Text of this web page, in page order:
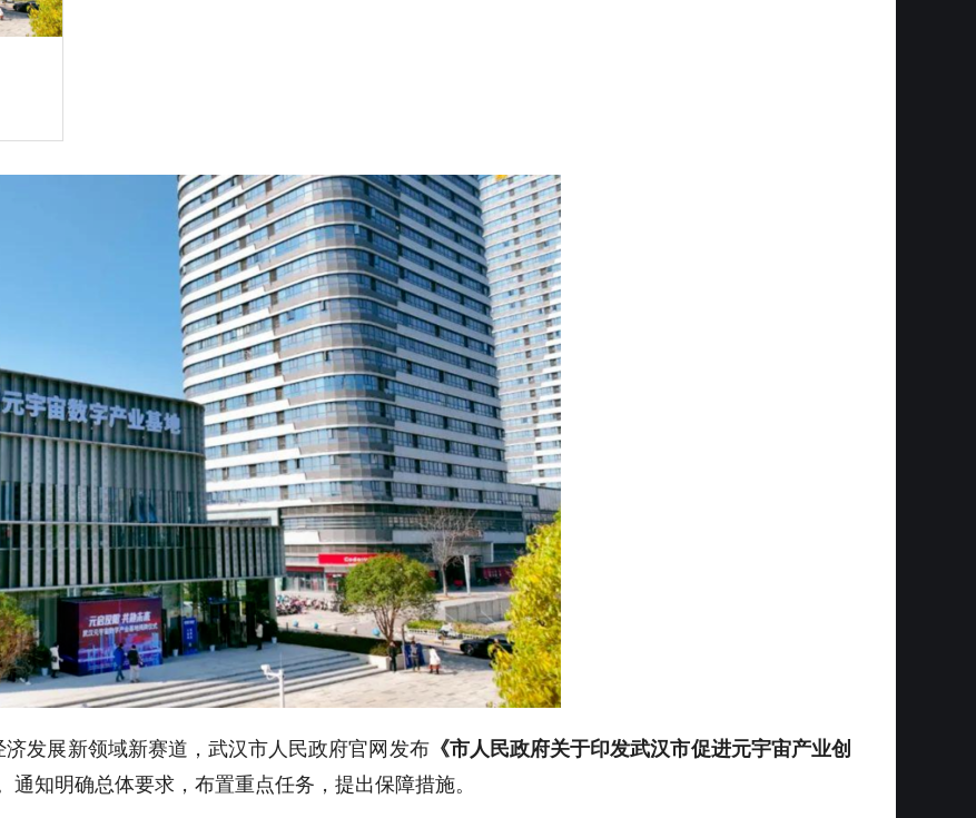
发展新领域新赛道，武汉市人民政府官网发布《市人民政府关于印发武汉市促进元宇宙产业创
通知明确总体要求，布置重点任务，提出保障措施。